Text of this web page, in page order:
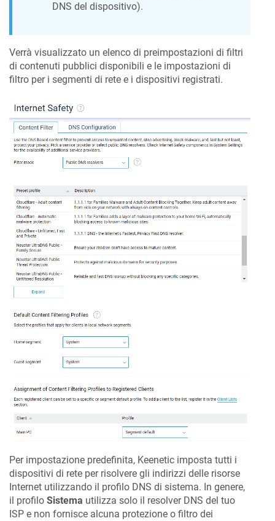
DNS del dispositivo).
Verrà visualizzato un elenco di preimpostazioni di filtri
di contenuti pubblici disponibili e le impostazioni di
filtro per i segmenti di rete e i dispositivi registrati.
Per impostazione predefinita, Keenetic imposta tutti i
dispositivi di rete per risolvere gli indirizzi delle risorse
Internet utilizzando il profilo DNS di sistema. In genere,
il profilo Sistema utilizza solo il resolver DNS del tuo
ISP e non fornisce alcuna protezione o filtro dei